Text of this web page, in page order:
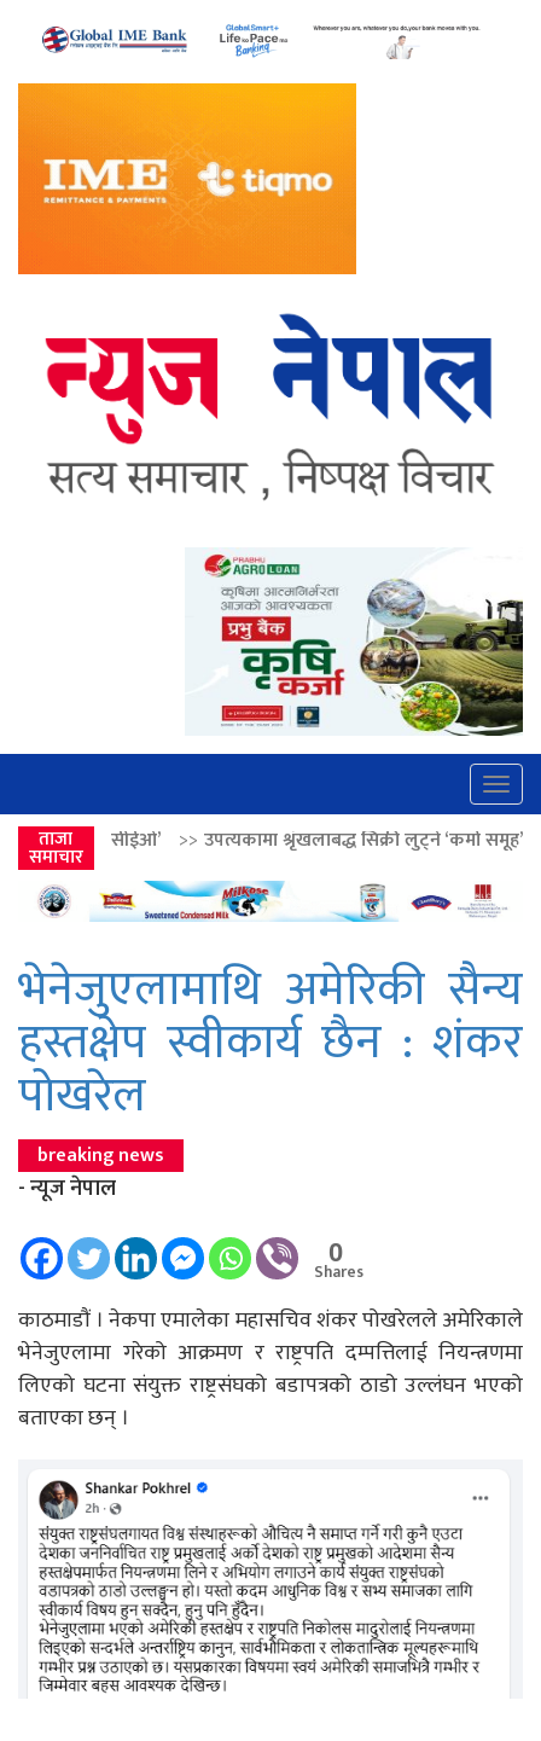
ताजा
समाचार
उपत्यकामा श्रृंखलाबद्ध सिक्री लुट्ने ‘कर्मा समूह’का नाइकेसहित पाँच
भेनेजुएलामाथि अमेरिकी सैन्य
हस्तक्षेप स्वीकार्य छैन : शंकर
पोखरेल
breaking news
- न्यूज नेपाल
0
Shares
काठमाडाैं । नेकपा एमालेका महासचिव शंकर पोखरेलले अमेरिकाले
भेनेजुएलामा गरेको आक्रमण र राष्ट्रपति दम्पत्तिलाई नियन्त्रणमा
लिएको घटना संयुक्त राष्ट्रसंघको बडापत्रको ठाडो उल्लंघन भएको
बताएका छन् ।